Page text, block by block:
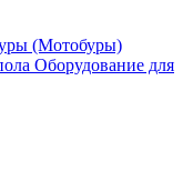
(Мотобуры)
Оборудование для